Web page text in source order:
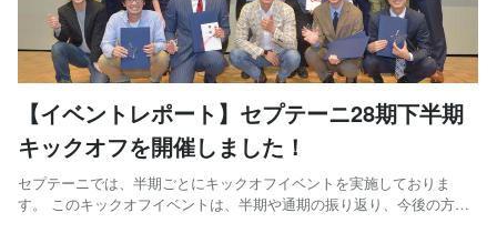
【イベントレポート】セプテーニ28期下半期
キックオフを開催しました！
セプテーニでは、半期ごとにキックオフイベントを実施しておりま
す。 このキックオフイベントは、半期や通期の振り返り、今後の方針